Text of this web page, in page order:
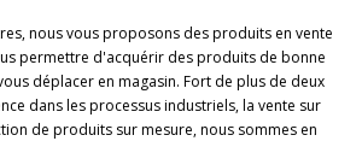
nous vous proposons des produits en vente
permettre d'acquérir des produits de bonne
déplacer en magasin. Fort de plus de deux
dans les processus industriels, la vente sur
de produits sur mesure, nous sommes en